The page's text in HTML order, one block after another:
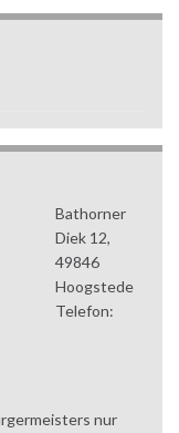
Bathorner
Diek 12,
49846
Hoogstede
Telefon:
nur